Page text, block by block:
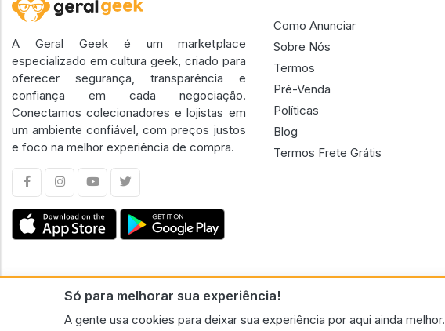
Só para melhorar sua experiência!
A gente usa cookies para deixar sua experiência por aqui ainda melhor.
A Geral Geek é um marketplace
especializado em cultura geek, criado para
oferecer segurança, transparência e
confiança em cada negociação.
Conectamos colecionadores e lojistas em
um ambiente confiável, com preços justos
e foco na melhor experiência de compra.
Como Anunciar
Sobre Nós
Termos
Pré-Venda
Políticas
Blog
Termos Frete Grátis
CNPJ n.º 30.220.458/0001-17 - GERAL GEEK PORTAL ELETRONICO LTDA.